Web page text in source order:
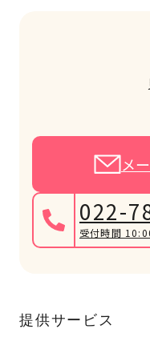
メ
022-
受付時間
提供サービス